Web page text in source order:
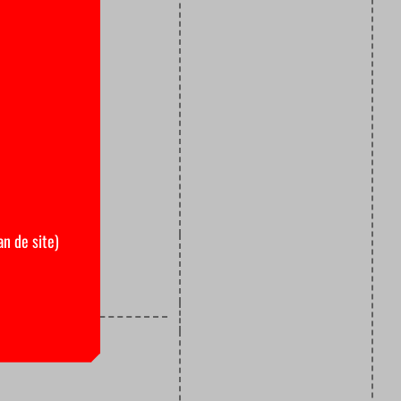
waar
licht
over
de site)